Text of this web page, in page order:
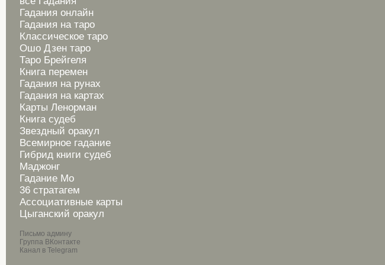
Гадания онлайн
Гадания на таро
Классическое таро
Ошо Дзен таро
Таро Брейгеля
Книга перемен
Гадания на рунах
Гадания на картах
Карты Ленорман
Книга судеб
Звездный оракул
Всемирное гадание
Гибрид книги судеб
Маджонг
Гадание Мо
36 стратагем
Ассоциативные карты
Цыганский оракул
Письмо админу
Группа ВКонтакте
Канал в Telegram